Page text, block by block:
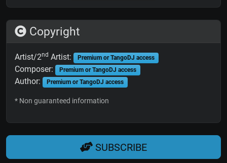
Copyright
Artist/2nd Artist: Premium or TangoDJ access
Composer: Premium or TangoDJ access
Author: Premium or TangoDJ access
* Non guaranteed information
SUBSCRIBE